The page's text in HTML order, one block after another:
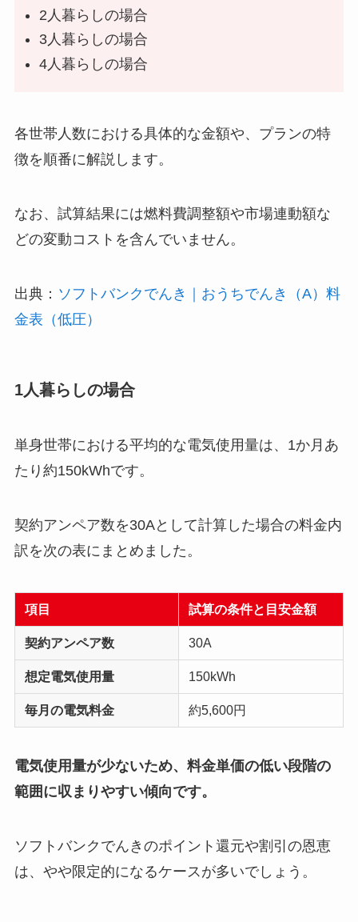
2人暮らしの場合
3人暮らしの場合
4人暮らしの場合
各世帯人数における具体的な金額や、プランの特
徴を順番に解説します。
なお、試算結果には燃料費調整額や市場連動額な
どの変動コストを含んでいません。
出典： ソフトバンクでんき｜おうちでんき（A）料
金表（低圧）
1人暮らしの場合
単身世帯における平均的な電気使用量は、1か月あ
たり約150kWhです。
契約アンペア数を30Aとして計算した場合の料金内
訳を次の表にまとめました。
項目 試算の条件と目安金額
契約アンペア数 30A
想定電気使用量 150kWh
毎月の電気料金 約5,600円
電気使用量が少ないため、料金単価の低い段階の
範囲に収まりやすい傾向です。
ソフトバンクでんきのポイント還元や割引の恩恵
は、やや限定的になるケースが多いでしょう。